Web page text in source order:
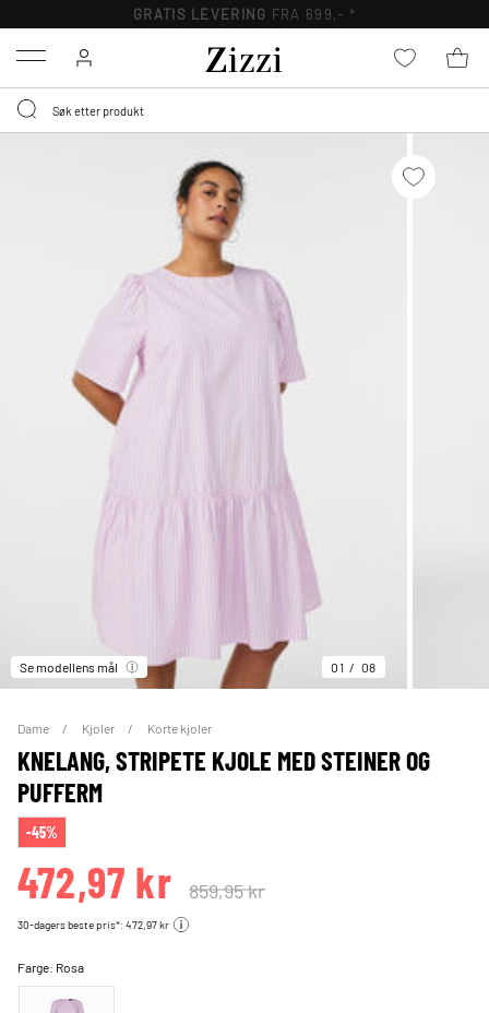
GRATIS LEVERING FRA 699,- *
Menu
Se modellens mål 01 08
Dame Kjoler Korte kjoler
KNELANG, STRIPETE KJOLE MED STEINER OG
PUFFERM
-45%
472,97 kr 859,95 kr
30-dagers beste pris*: 472,97 kr
Farge: Rosa